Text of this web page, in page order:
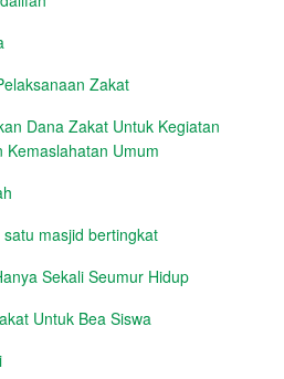
Zakat
Dana Zakat Untuk Kegiatan
Kemaslahatan Umum
masjid bertingkat
Sekali Seumur Hidup
Untuk Bea Siswa